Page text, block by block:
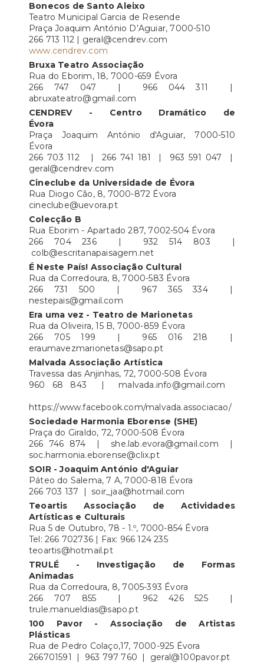
Bonecos de Santo Aleixo
Teatro Municipal Garcia de Resende
Praça Joaquim António D’Aguiar, 7000-510
266 713 112 | geral@cendrev.com
www.cendrev.com
Bruxa Teatro Associação
Rua do Eborim, 18, 7000-659 Évora
266 747 047 | 966 044 311 |
abruxateatro@gmail.com
CENDREV - Centro Dramático de
Évora
Praça Joaquim António d'Aguiar, 7000-510
Évora
266 703 112 | 266 741 181 | 963 591 047 |
geral@cendrev.com
Cineclube da Universidade de Évora
Rua Diogo Cão, 8, 7000-872 Évora
cineclube@uevora.pt
Colecção B
Rua Eborim - Apartado 287, 7002-504 Évora
266 704 236 | 932 514 803 |
colb@escritanapaisagem.net
É Neste País! Associação Cultural
Rua da Corredoura, 8, 7000-583 Évora
266 731 500 | 967 365 334 |
nestepais@gmail.com
Era uma vez - Teatro de Marionetas
Rua da Oliveira, 15 B, 7000-859 Évora
266 705 199 | 965 016 218 |
eraumavezmarionetas@sapo.pt
Malvada Associação Artística
Travessa das Anjinhas, 72, 7000-508 Évora
960 68 843 | malvada.info@gmail.com
https://www.facebook.com/malvada.associacao/
Sociedade Harmonia Eborense (SHE)
Praça do Giraldo, 72, 7000-508 Évora
266 746 874 | she.lab.evora@gmail.com |
soc.harmonia.eborense@clix.pt
SOIR - Joaquim António d'Aguiar
Páteo do Salema, 7 A, 7000-818 Évora
266 703 137 | soir_jaa@hotmail.com
Teoartis Associação de Actividades
Artísticas e Culturais
Rua 5 de Outubro, 78 - 1.º, 7000-854 Évora
Tel: 266 702736 | Fax: 966 124 235
teoartis@hotmail.pt
TRULÉ - Investigação de Formas
Animadas
Rua da Corredoura, 8, 7005-393 Évora
266 707 855 | 962 426 525 |
trule.manueldias@sapo.pt
100 Pavor - Associação de Artistas
Plásticas
Rua de Pedro Colaço,17, 7000-925 Évora
266701591 | 963 797 760 | geral@100pavor.pt